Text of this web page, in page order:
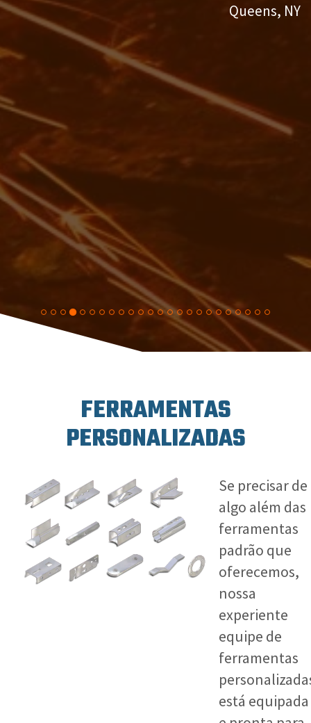
Queens, NY
FERRAMENTAS
PERSONALIZADAS
Se precisar de
algo além das
ferramentas
padrão que
oferecemos,
nossa
experiente
equipe de
ferramentas
está equipada